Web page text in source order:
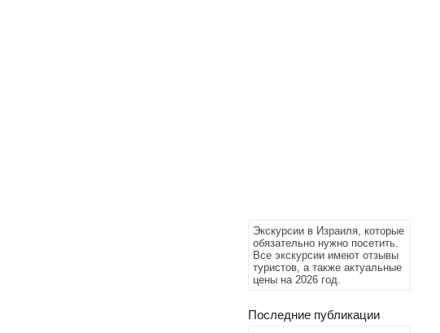
Экскурсии в Израиля, которые
обязательно нужно посетить.
Все экскурсии имеют отзывы
туристов, а также актуальные
цены на 2026 год.
Последние публикации